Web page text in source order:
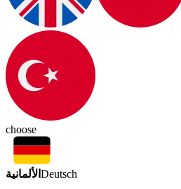
choose
الألمانية Deutsch